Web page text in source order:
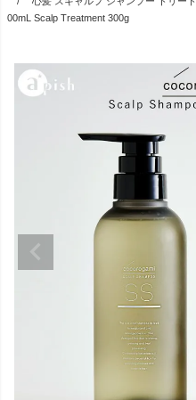
00mL Scalp Treatment 300g